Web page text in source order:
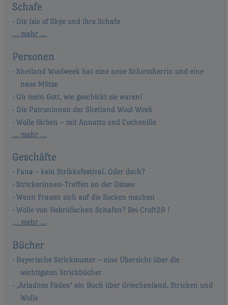
Schafe
Die Isle of Skye und ihre Schafe
… mehr …
Personen
Shetland Woolweek hat eine neue Schirmherrin und eine
neue Mütze
Oh mein Gott, wie geschickt sie waren!
Die Patroninnen der Shetland Wool Week
Wolle färben – mit Annatto und Cochenille
… mehr …
Geschäfte
Fanø – kein Strikkefestival. Oder doch?
Strickerinnen-Treffen an der Ostsee
Wenn Frauen sich auf die Socken machen
Wolle von Hebridischen Schafen? Bei Croft29 !
… mehr …
Bücher
Bayerische Strickmuster – eine Übersicht über die
wichtigsten Strickbücher
‚Ariadnes Fäden‘ ein Buch über Griechenland, Stricken und
Wolle